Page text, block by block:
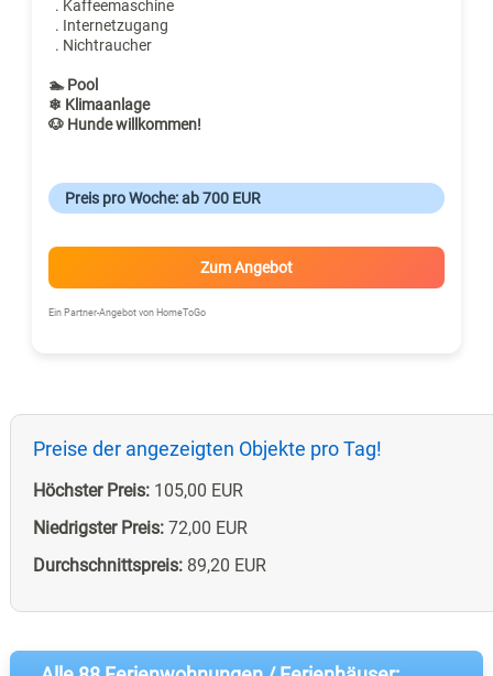
. Kaffeemaschine
. Internetzugang
. Nichtraucher
🏊 Pool
❄ Klimaanlage
🐶 Hunde willkommen!
Preis pro Woche: ab 700 EUR
Zum Angebot
Ein Partner-Angebot von HomeToGo
Preise der angezeigten Objekte pro Tag!
Höchster Preis:105,00 EUR
Niedrigster Preis:72,00 EUR
Durchschnittspreis:89,20 EUR